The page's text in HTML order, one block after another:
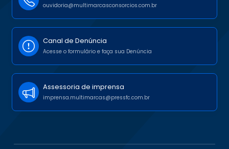
ouvidoria@multimarcasconsorcios.com.br
Canal de Denúncia
Acesse o formulário e faça sua Denúncia
Assessoria de imprensa
imprensa.multimarcas@pressfc.com.br